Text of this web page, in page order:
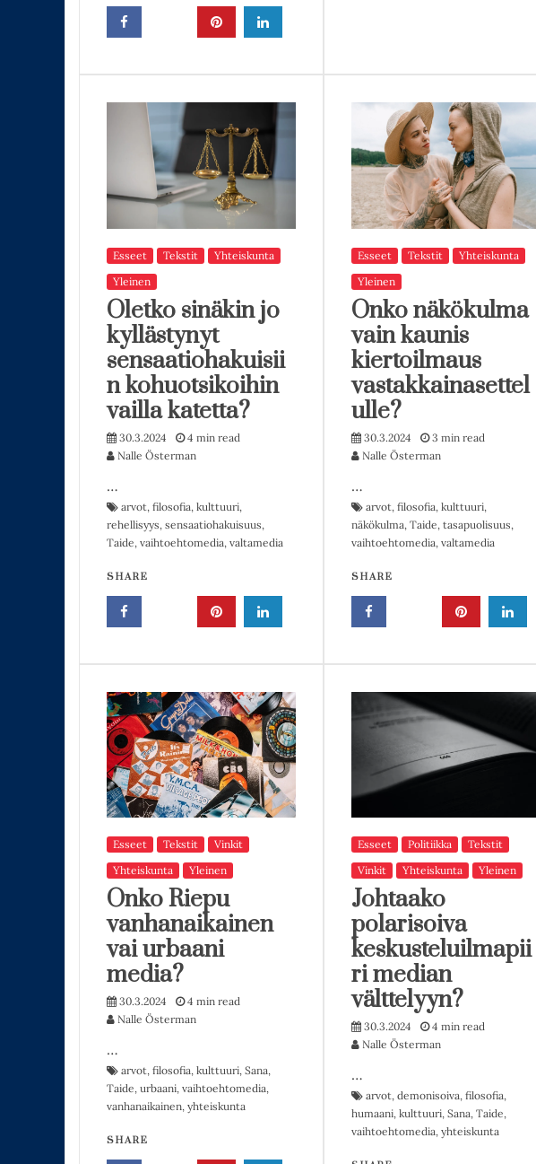
Esseet Tekstit
Yhteiskunta
Yleinen
Oletko sinäkin jo
kyllästynyt
sensaatiohakuisii
n kohuotsikoihin
vailla katetta?
30.3.2024
4 min read
Nalle Österman
…
arvot, filosofia, kulttuuri,
rehellisyys, sensaatiohakuisuus,
Taide, vaihtoehtomedia, valtamedia
SHARE
Esseet Tekstit
Yhteiskunta
Yleinen
Onko näkökulma
vain kaunis
kiertoilmaus
vastakkainasettel
ulle?
30.3.2024
3 min read
Nalle Österman
…
arvot, filosofia, kulttuuri,
näkökulma, Taide, tasapuolisuus,
vaihtoehtomedia, valtamedia
SHARE
Esseet Tekstit
Vinkit
Yhteiskunta
Yleinen
Onko Riepu
vanhanaikainen
vai urbaani
media?
30.3.2024
4 min read
Nalle Österman
…
arvot, filosofia, kulttuuri, Sana,
Taide, urbaani, vaihtoehtomedia,
vanhanaikainen, yhteiskunta
SHARE
Esseet Politiikka
Tekstit
Vinkit
Yhteiskunta Yleinen
Johtaako
polarisoiva
keskusteluilmapii
ri median
välttelyyn?
30.3.2024
4 min read
Nalle Österman
…
arvot, demonisoiva, filosofia,
humaani, kulttuuri, Sana, Taide,
vaihtoehtomedia, yhteiskunta